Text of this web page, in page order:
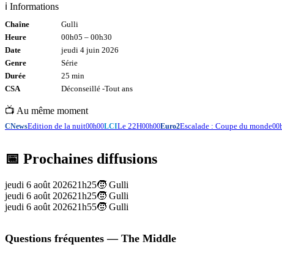
ℹ️ Informations
Chaîne
Gulli
Heure
00h05 – 00h30
Date
jeudi 4 juin 2026
Genre
Série
Durée
25 min
CSA
Déconseillé -Tout ans
📺 Au même moment
CNewsEdition de la nuit00h00LCILe 22H00h00Euro2Escalade : Coupe du monde
📅 Prochaines diffusions
jeudi 6 août 202621h25🧒 Gulli
jeudi 6 août 202621h25🧒 Gulli
jeudi 6 août 202621h55🧒 Gulli
Questions fréquentes — The Middle